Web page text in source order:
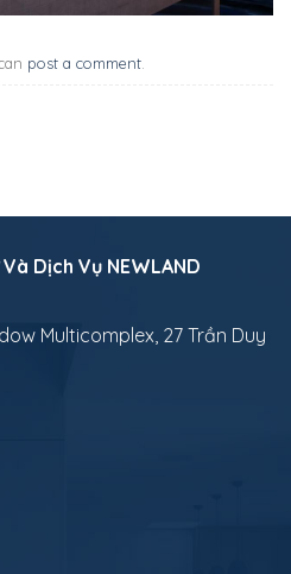
post a comment.
Dịch Vụ NEWLAND
Multicomplex, 27 Trần Duy